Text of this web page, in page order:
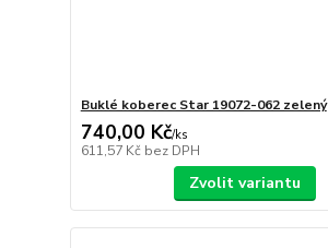
Buklé koberec Star 19072-062 zelený
740,00 Kč/ks
611,57 Kč bez DPH
Zvolit variantu